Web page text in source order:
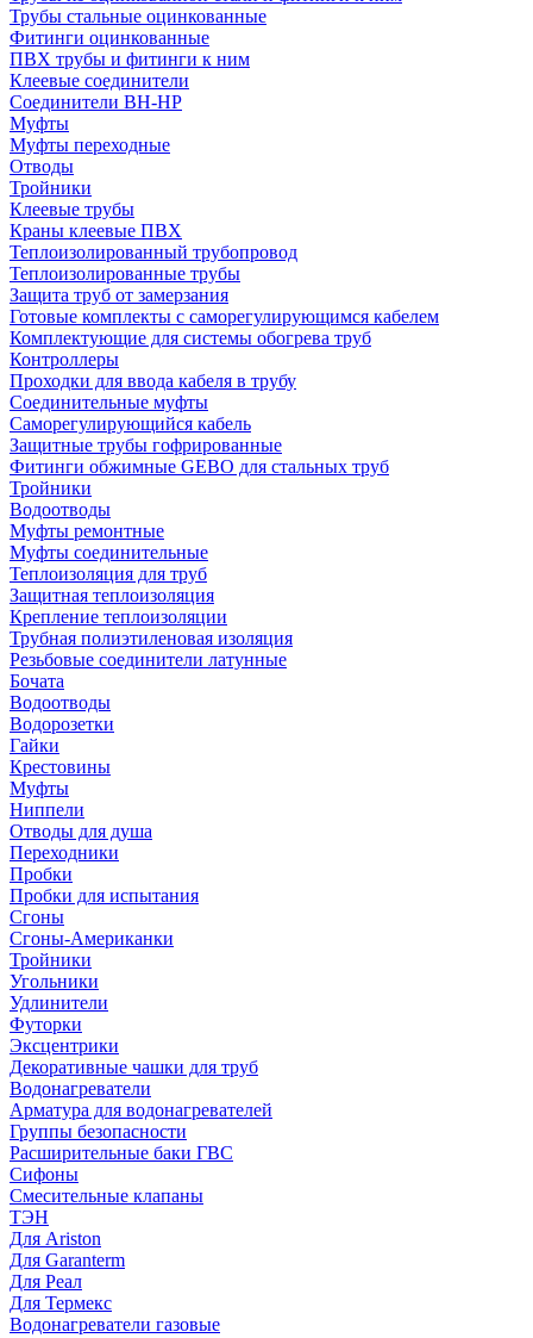
Трубы стальные оцинкованные
Фитинги оцинкованные
ПВХ трубы и фитинги к ним
Клеевые соединители
Соединители ВН-НР
Муфты
Муфты переходные
Отводы
Тройники
Клеевые трубы
Краны клеевые ПВХ
Теплоизолированный трубопровод
Теплоизолированные трубы
Защита труб от замерзания
Готовые комплекты с саморегулирующимся кабелем
Комплектующие для системы обогрева труб
Контроллеры
Проходки для ввода кабеля в трубу
Соединительные муфты
Саморегулирующийся кабель
Защитные трубы гофрированные
Фитинги обжимные GEBO для стальных труб
Тройники
Водоотводы
Муфты ремонтные
Муфты соединительные
Теплоизоляция для труб
Защитная теплоизоляция
Крепление теплоизоляции
Трубная полиэтиленовая изоляция
Резьбовые соединители латунные
Бочата
Водоотводы
Водорозетки
Гайки
Крестовины
Муфты
Ниппели
Отводы для душа
Переходники
Пробки
Пробки для испытания
Сгоны
Сгоны-Американки
Тройники
Угольники
Удлинители
Футорки
Эксцентрики
Декоративные чашки для труб
Водонагреватели
Арматура для водонагревателей
Группы безопасности
Расширительные баки ГВС
Сифоны
Смесительные клапаны
ТЭН
Для Ariston
Для Garanterm
Для Реал
Для Термекс
Водонагреватели газовые